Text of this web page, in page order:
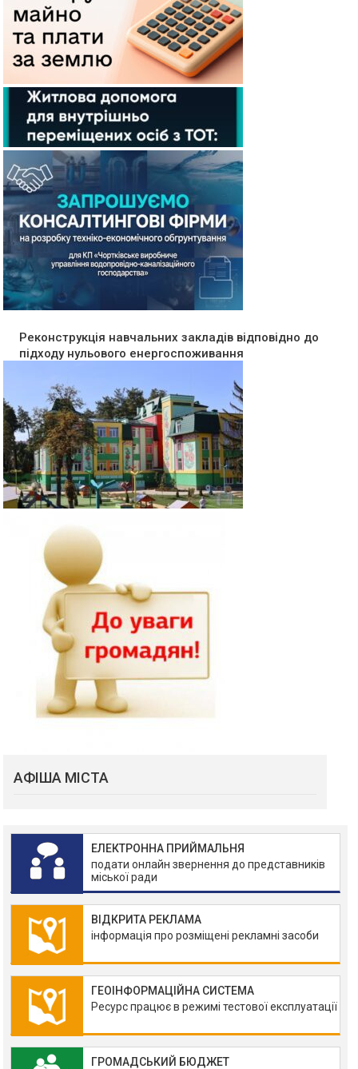
Реконструкція навчальних закладів відповідно до
підходу нульового енергоспоживання
АФІША МІСТА
ЕЛЕКТРОННА ПРИЙМАЛЬНЯ
подати онлайн звернення до представників
міської ради
ВІДКРИТА РЕКЛАМА
інформація про розміщені рекламні засоби
ГЕОІНФОРМАЦІЙНА СИСТЕМА
Ресурс працює в режимі тестової експлуатації
ГРОМАДСЬКИЙ БЮДЖЕТ